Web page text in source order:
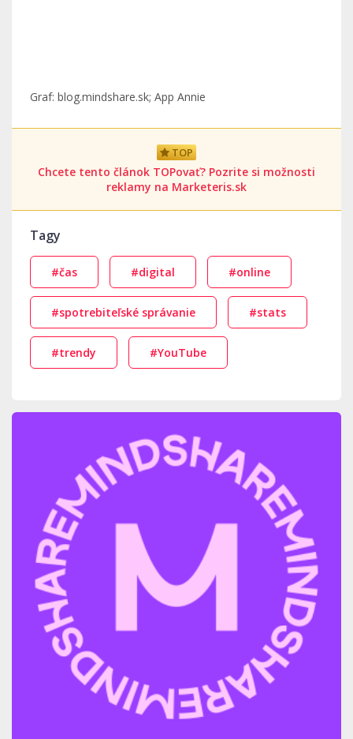
Graf: blog.mindshare.sk; App Annie
TOP
Chcete tento článok TOPovať? Pozrite si možnosti
reklamy na Marketeris.sk
Tagy
#čas #digital #online
#spotrebiteľské správanie #stats
#trendy #YouTube